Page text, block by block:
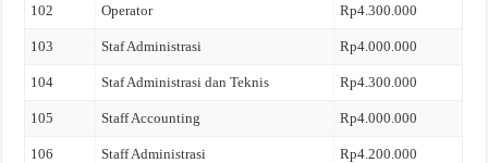
102 Operator Rp4.300.000
103 Staf Administrasi Rp4.000.000
104 Staf Administrasi dan Teknis Rp4.300.000
105 Staff Accounting Rp4.000.000
106 Staff Administrasi Rp4.200.000